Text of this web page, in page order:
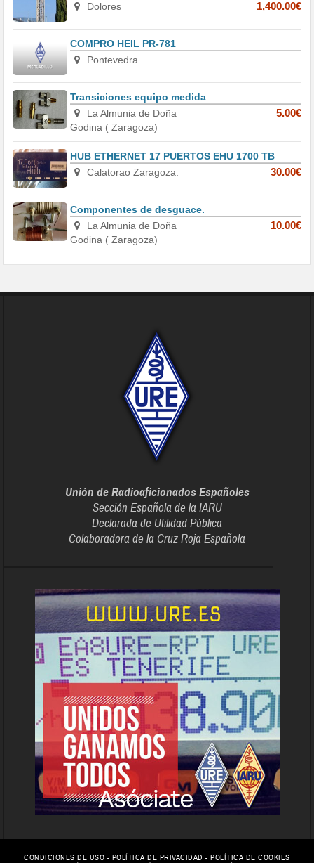
Dolores
1,400.00€
COMPRO HEIL PR-781
Pontevedra
Transiciones equipo medida
La Almunia de Doña
Godina ( Zaragoza)
5.00€
HUB ETHERNET 17 PUERTOS EHU 1700 TB
Calatorao Zaragoza.
30.00€
Componentes de desguace.
La Almunia de Doña
Godina ( Zaragoza)
10.00€
Unión de Radioaficionados Españoles
Sección Española de la IARU
Declarada de Utilidad Pública
Colaboradora de la Cruz Roja Española
CONDICIONES DE USO - POLÍTICA DE PRIVACIDAD - POLÍTICA DE COOKIES